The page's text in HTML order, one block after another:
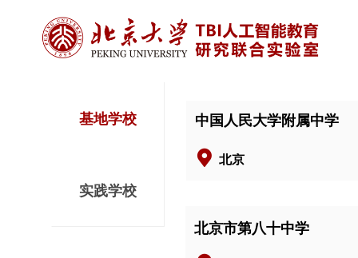
北京市第八十中学
基地学校
实践学校
中国人民大学附属中学
北京